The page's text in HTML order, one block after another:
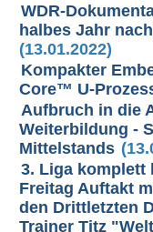
WDR-
halbes Jahr
(13.01.2022)
Kompakter
Core™ U-
Aufbruch in die
Weiterbildung -
Mittelstands
3. Liga komplett
Freitag Auftakt
den Drittletzten
Trainer Titz